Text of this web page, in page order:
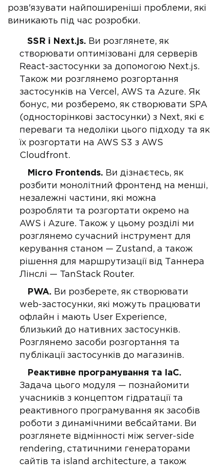
розв'язувати найпоширеніші проблеми, які
виникають під час розробки.
SSR і Next.js. Ви розглянете, як
створювати оптимізовані для серверів
React-застосунки за допомогою Next.js.
Також ми розглянемо розгортання
застосунків на Vercel, AWS та Azure. Як
бонус, ми розберемо, як створювати SPA
(односторінкові застосунки) з Next, які є
переваги та недоліки цього підходу та як
їх розгортати на AWS S3 з AWS
Cloudfront.
Micro Frontends. Ви дізнаєтесь, як
розбити монолітний фронтенд на менші,
незалежні частини, які можна
розробляти та розгортати окремо на
AWS і Azure. Також у цьому розділі ми
розглянемо сучасний інструмент для
керування станом — Zustand, а також
рішення для маршрутизації від Таннера
Лінслі — TanStack Router.
PWA. Ви розберете, як створювати
web-застосунки, які можуть працювати
офлайн і мають User Experience,
близький до нативних застосунків.
Розглянемо засоби розгортання та
публікації застосунків до магазинів.
Реактивне програмування та IaC.
Задача цього модуля — познайомити
учасників з концептом гідратації та
реактивного програмування як засобів
роботи з динамічними вебсайтами. Ви
розглянете відмінності між server-side
rendering, статичними генераторами
сайтів та island architecture, а також